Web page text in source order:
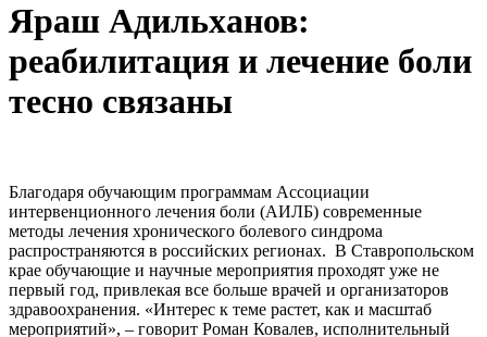
Яраш Адильханов:
реабилитация и лечение боли
тесно связаны
Благодаря обучающим программам Ассоциации
интервенционного лечения боли (АИЛБ) современные
методы лечения хронического болевого синдрома
распространяются в российских регионах. В Ставропольском
крае обучающие и научные мероприятия проходят уже не
первый год, привлекая все больше врачей и организаторов
здравоохранения. «Интерес к теме растет, как и масштаб
мероприятий», – говорит Роман Ковалев, исполнительный